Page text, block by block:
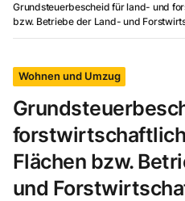
Grundsteuerbescheid für land- und
bzw. Betriebe der Land- und
Wohnen und Umzug
Flächen bzw.
und